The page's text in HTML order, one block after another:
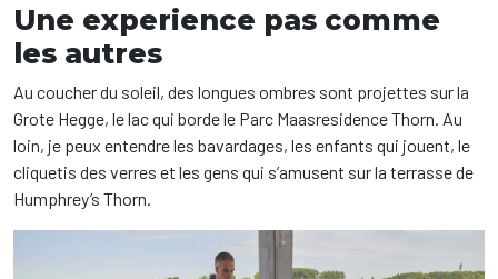
Une experience pas comme
les autres
Au coucher du soleil, des longues ombres sont projettes sur la
Grote Hegge, le lac qui borde le Parc Maasresidence Thorn. Au
loin, je peux entendre les bavardages, les enfants qui jouent, le
cliquetis des verres et les gens qui s’amusent sur la terrasse de
Humphrey’s Thorn.